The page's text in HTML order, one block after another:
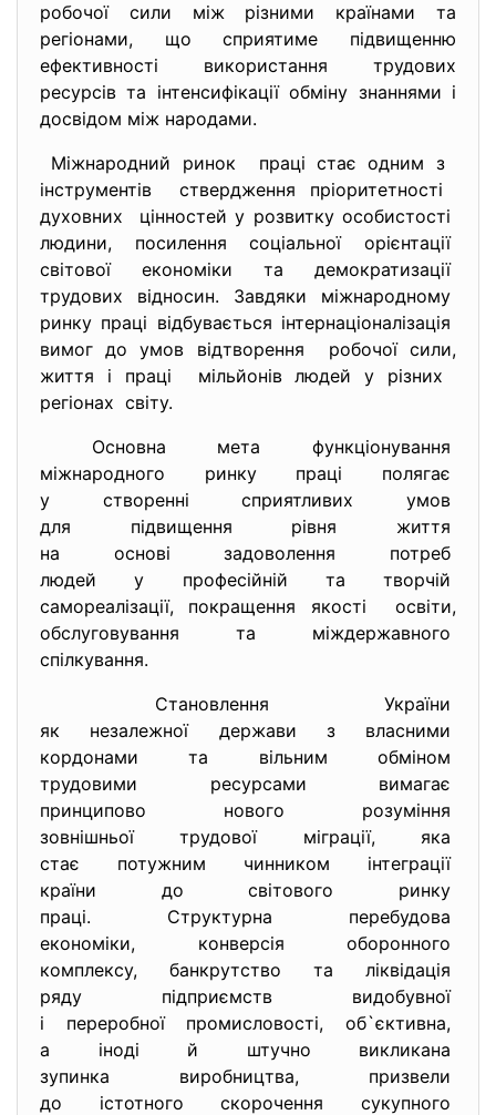
робочої сили між різними країнами та
регіонами, що сприятиме підвищенню
ефективності використання трудових
ресурсів та інтенсифікації обміну знаннями і
досвідом між народами.
Міжнародний ринок праці стає одним з
інструментів ствердження пріоритетності
духовних цінностей у розвитку особистості
людини, посилення соціальної орієнтації
світової економіки та демократизації
трудових відносин. Завдяки міжнародному
ринку праці відбувається інтернаціоналізація
вимог до умов відтворення робочої сили,
життя і праці мільйонів людей у різних
регіонах світу.
Основна мета функціонування
міжнародного ринку праці полягає
у створенні сприятливих умов
для підвищення рівня життя
на основі задоволення потреб
людей у професійній та творчій
самореалізації, покращення якості освіти,
обслуговування та міждержавного
спілкування.
Становлення України
як незалежної держави з власними
кордонами та вільним обміном
трудовими ресурсами вимагає
принципово нового розуміння
зовнішньої трудової міграції, яка
стає потужним чинником інтеграції
країни до світового ринку
праці. Структурна перебудова
економіки, конверсія оборонного
комплексу, банкрутство та ліквідація
ряду підприємств видобувної
і переробної промисловості, об`єктивна,
а іноді й штучно викликана
зупинка виробництва, призвели
до істотного скорочення сукупного